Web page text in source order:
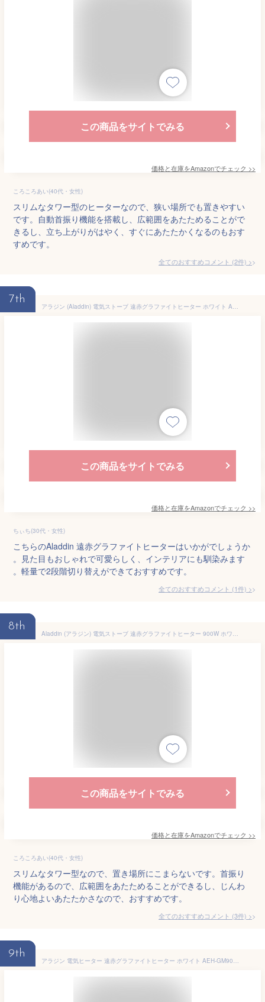
この商品をサイトでみる
価格と在庫をAmazonでチェック >>
ころころあい(40代・女性)
スリムなタワー型のヒーターなので、狭い場所でも置きやすい
です。自動首振り機能を搭載し、広範囲をあたためることがで
きるし、立ち上がりがはやく、すぐにあたたかくなるのもおす
すめです。
全てのおすすめコメント (2件) >
7th
アラジン (Aladdin) 電気ストーブ 遠赤グラファイトヒーター ホワイト AEH-G423N-W
この商品をサイトでみる
価格と在庫をAmazonでチェック >>
ちぃち(30代・女性)
こちらのAladdin 遠赤グラファイトヒーターはいかがでしょうか
。見た目もおしゃれで可愛らしく、インテリアにも馴染みます
。軽量で2段階切り替えができておすすめです。
全てのおすすめコメント (1件) >
8th
Aladdin (アラジン) 電気ストーブ 遠赤グラファイトヒーター 900W ホワイト AEH-GM904N-W
この商品をサイトでみる
価格と在庫をAmazonでチェック >>
ころころあい(40代・女性)
スリムなタワー型なので、置き場所にこまらないです。首振り
機能があるので、広範囲をあたためることができるし、じんわ
り心地よいあたたかさなので、おすすめです。
全てのおすすめコメント (3件) >
9th
アラジン 電気ヒーター 遠赤グラファイトヒーター ホワイト AEH-GM902N-W